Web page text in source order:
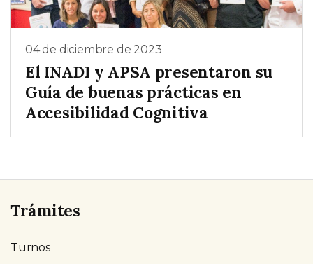
04 de diciembre de 2023
El INADI y APSA presentaron su
Guía de buenas prácticas en
Accesibilidad Cognitiva
Trámites
Turnos